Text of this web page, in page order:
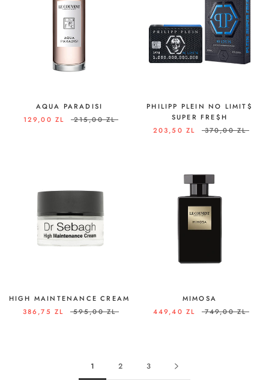
AQUA PARADISI
129,00 ZL
215,00 ZL
PHILIPP PLEIN NO LIMIT$
SUPER FRE$H
203,50 ZL
370,00 ZL
HIGH MAINTENANCE CREAM
386,75 ZL
595,00 ZL
MIMOSA
449,40 ZL
749,00 ZL
1 2 3